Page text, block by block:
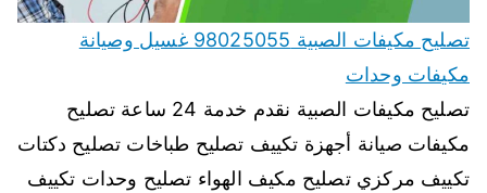
تصليح مكيفات الصبية 98025055 غسيل وصيانة
مكيفات وحدات
تصليح مكيفات الصبية نقدم خدمة 24 ساعة تصليح
مكيفات صيانة أجهزة تكييف تصليح طباخات تصليح دكتات
تكييف مركزي تصليح مكيف الهواء تصليح وحدات تكييف